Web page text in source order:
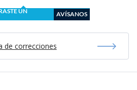
UN
AVÍSANOS
de correcciones